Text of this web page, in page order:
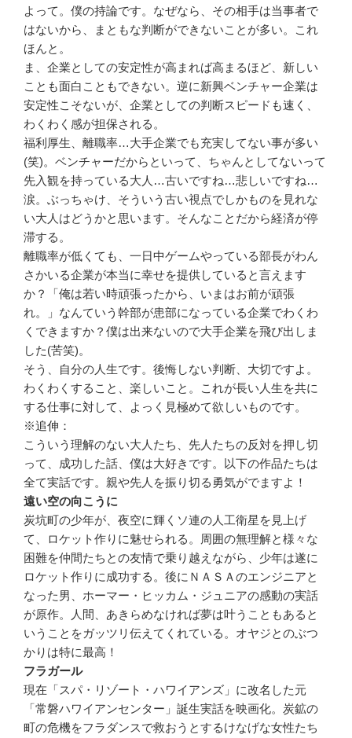
よって。僕の持論です。なぜなら、その相手は当事者で
はないから、まともな判断ができないことが多い。これ
ほんと。
ま、企業としての安定性が高まれば高まるほど、新しい
ことも面白こともできない。逆に新興ベンチャー企業は
安定性こそないが、企業としての判断スピードも速く、
わくわく感が担保される。
福利厚生、離職率…大手企業でも充実してない事が多い
(笑)。ベンチャーだからといって、ちゃんとしてないって
先入観を持っている大人…古いですね…悲しいですね…
涙。ぶっちゃけ、そういう古い視点でしかものを見れな
い大人はどうかと思います。そんなことだから経済が停
滞する。
離職率が低くても、一日中ゲームやっている部長がわん
さかいる企業が本当に幸せを提供していると言えます
か？「俺は若い時頑張ったから、いまはお前が頑張
れ。」なんていう幹部が患部になっている企業でわくわ
くできますか？僕は出来ないので大手企業を飛び出しま
した(苦笑)。
そう、自分の人生です。後悔しない判断、大切ですよ。
わくわくすること、楽しいこと。これが長い人生を共に
する仕事に対して、よっく見極めて欲しいものです。
※追伸：
こういう理解のない大人たち、先人たちの反対を押し切
って、成功した話、僕は大好きです。以下の作品たちは
全て実話です。親や先人を振り切る勇気がでますよ！
遠い空の向こうに
炭坑町の少年が、夜空に輝くソ連の人工衛星を見上げ
て、ロケット作りに魅せられる。周囲の無理解と様々な
困難を仲間たちとの友情で乗り越えながら、少年は遂に
ロケット作りに成功する。後にＮＡＳＡのエンジニアと
なった男、ホーマー・ヒッカム・ジュニアの感動の実話
が原作。人間、あきらめなければ夢は叶うこともあると
いうことをガッツリ伝えてくれている。オヤジとのぶつ
かりは特に最高！
フラガール
現在「スパ・リゾート・ハワイアンズ」に改名した元
「常磐ハワイアンセンター」誕生実話を映画化。炭鉱の
町の危機をフラダンスで救おうとするけなげな女性たち